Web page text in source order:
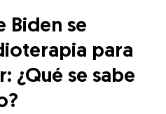
Biden se
para
¿Qué se sabe